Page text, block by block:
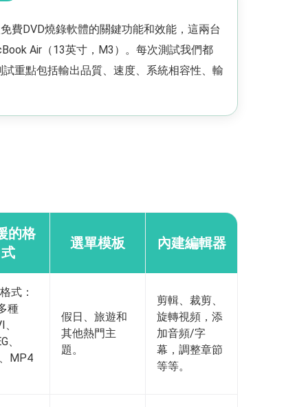
費DVD燒錄軟體的關鍵功能和效能，這兩台
Air（13英寸，M3）。每次測試我們都
重點包括輸出品質、速度、系統相容性、輸
的格
式
選單模板 內建編輯器
式：
種
、
MP4
假日、旅遊和
其他熱門主
題。
剪輯、裁剪、
旋轉視頻，添
加音頻/字
幕，調整章節
等等。